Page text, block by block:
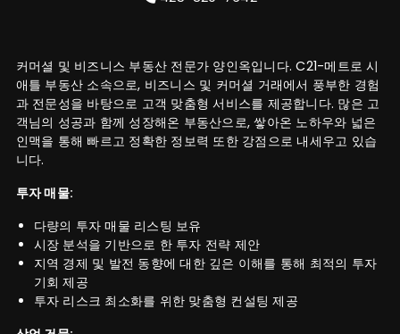
커머셜 및 비즈니스 부동산 전문가 양인옥입니다. C21-메트로 시
애틀 부동산 소속으로, 비즈니스 및 커머셜 거래에서 풍부한 경험
과 전문성을 바탕으로 고객 맞춤형 서비스를 제공합니다. 많은 고
객님의 성공과 함께 성장해온 부동산으로, 쌓아온 노하우와 넓은
인맥을 통해 빠르고 정확한 정보력 또한 강점으로 내세우고 있습
니다.
투자 매물:
다량의 투자 매물 리스팅 보유
시장 분석을 기반으로 한 투자 전략 제안
지역 경제 및 발전 동향에 대한 깊은 이해를 통해 최적의 투자
기회 제공
투자 리스크 최소화를 위한 맞춤형 컨설팅 제공